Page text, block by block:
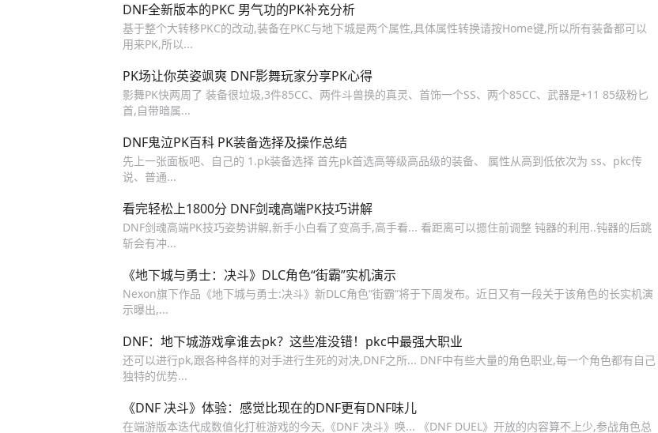
DNF全新版本的PKC 男气功的PK补充分析
基于整个大转移PKC的改动,装备在PKC与地下城是两个属性,具体属性转换请按Home键,所以所有装备都可以
用来PK,所以...
PK场让你英姿飒爽 DNF影舞玩家分享PK心得
影舞PK快两周了 装备很垃圾,3件85CC、两件斗兽换的真灵、首饰一个SS、两个85CC、武器是+11 85级粉匕
首,自带暗属...
DNF鬼泣PK百科 PK装备选择及操作总结
先上一张面板吧、自己的 1.pk装备选择 首先pk首选高等级高品级的装备、 属性从高到低依次为 ss、pkc传
说、普通...
看完轻松上1800分 DNF剑魂高端PK技巧讲解
DNF剑魂高端PK技巧姿势讲解,新手小白看了变高手,高手看... 看距离可以摁住前调整 钝器的利用..钝器的后跳
斩会有冲...
《地下城与勇士：决斗》DLC角色“街霸”实机演示
Nexon旗下作品《地下城与勇士:决斗》新DLC角色“街霸”将于下周发布。近日又有一段关于该角色的长实机演
示曝出,...
DNF：地下城游戏拿谁去pk？这些准没错！pkc中最强大职业
还可以进行pk,跟各种各样的对手进行生死的对决,DNF之所... DNF中有些大量的角色职业,每一个角色都有自己
独特的优势...
《DNF 决斗》体验：感觉比现在的DNF更有DNF味儿
在端游版本迭代成数值化打桩游戏的今天,《DNF 决斗》唤... 《DNF DUEL》开放的内容算不上少,参战角色总